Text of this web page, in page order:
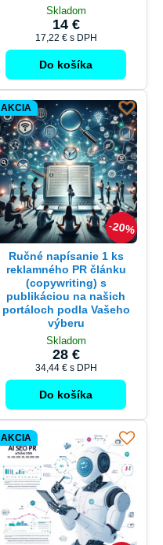
Skladom
14 €
17,22 € s DPH
Do košíka
20%
AKCIA
Ručné napísanie 1 ks
reklamného PR článku
(copywriting) s
publikáciou na našich
portáloch podla Vašeho
výberu
Skladom
28 €
34,44 € s DPH
Do košíka
AKCIA